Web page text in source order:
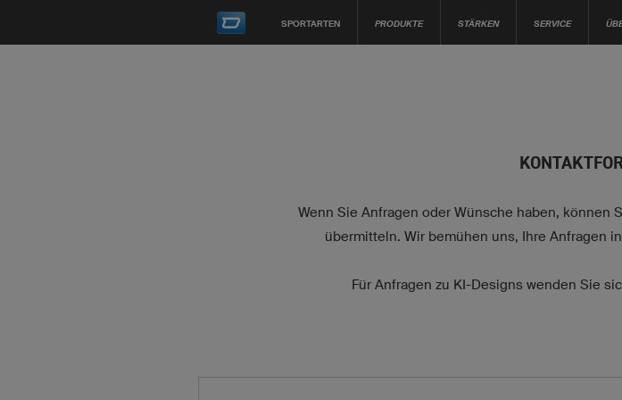
SPORTARTEN PRODUKTE STÄRKEN SERVICE
Wenn Sie Anfragen oder Wünsche haben, können
übermitteln. Wir bemühen uns, Ihre Anfragen
Für Anfragen zu KI-Designs wenden Sie